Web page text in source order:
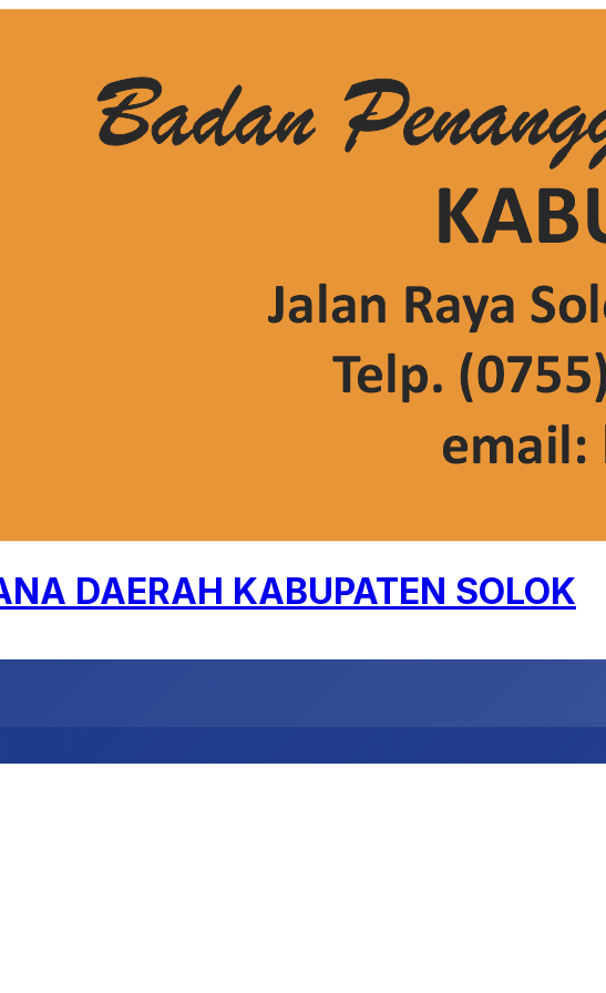
DAERAH KABUPATEN SOLOK